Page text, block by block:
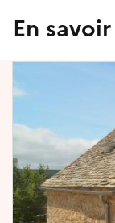
En